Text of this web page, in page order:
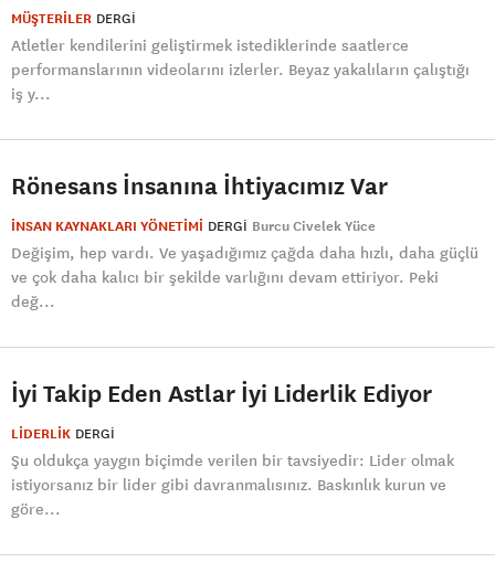
MÜŞTERİLER DERGI
Atletler kendilerini geliştirmek istediklerinde saatlerce
performanslarının videolarını izlerler. Beyaz yakalıların çalıştığı
iş y...
Rönesans İnsanına İhtiyacımız Var
İNSAN KAYNAKLARI YÖNETİMİ DERGI Burcu Civelek Yüce
Değişim, hep vardı. Ve yaşadığımız çağda daha hızlı, daha güçlü
ve çok daha kalıcı bir şekilde varlığını devam ettiriyor. Peki
değ...
İyi Takip Eden Astlar İyi Liderlik Ediyor
LİDERLİK DERGI
Şu oldukça yaygın biçimde verilen bir tavsiyedir: Lider olmak
istiyorsanız bir lider gibi davranmalısınız. Baskınlık kurun ve
göre...